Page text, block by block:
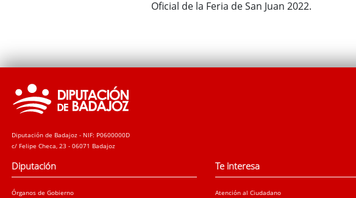
Oficial de la Feria de San Juan 2022.
Diputación de Badajoz - NIF: P0600000D
c/ Felipe Checa, 23 - 06071 Badajoz
Diputación
Órganos de Gobierno
Te interesa
Atención al Ciudadano